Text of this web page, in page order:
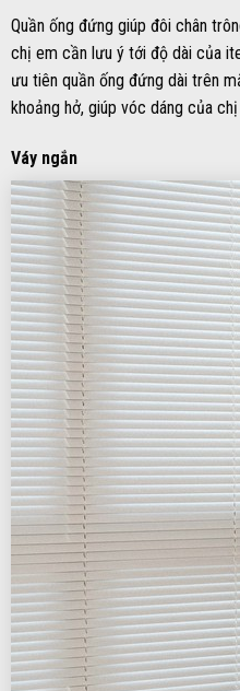
Quần ống đứng giúp đôi chân
chị em cần lưu ý tới độ dài của
ưu tiên quần ống đứng dài trên
khoảng hở, giúp vóc dáng của
Váy ngắn